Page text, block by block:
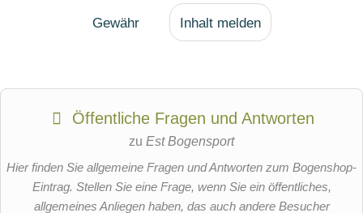
Gewähr
Inhalt melden
Öffentliche Fragen und Antworten
zu Est Bogensport
Hier finden Sie allgemeine Fragen und Antworten zum Bogenshop-
Eintrag. Stellen Sie eine Frage, wenn Sie ein öffentliches,
allgemeines Anliegen haben, das auch andere Besucher